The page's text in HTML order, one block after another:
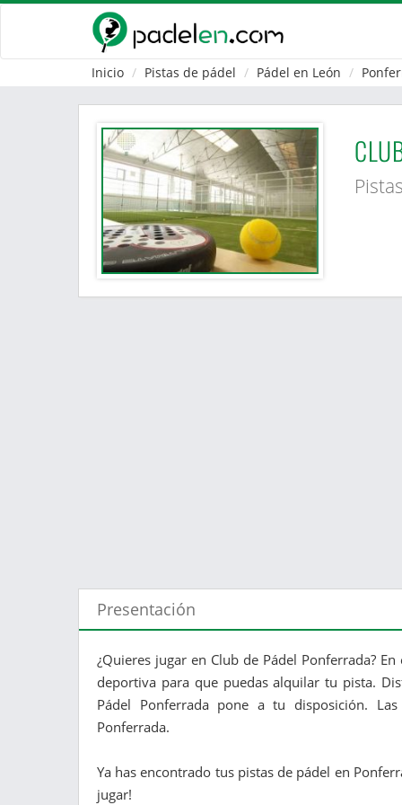
Inicio Pistas de pádel Pádel en León
Presentación
¿Quieres jugar en Club de Pádel Ponferrada?
deportiva para que puedas alquilar tu pista.
Pádel Ponferrada pone a tu disposición.
Ponferrada.
Ya has encontrado tus pistas de pádel en
jugar!